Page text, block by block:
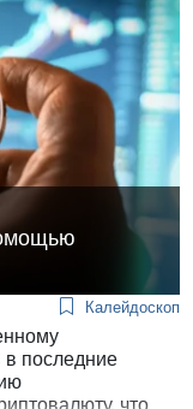
Калейдоскоп
последние
что